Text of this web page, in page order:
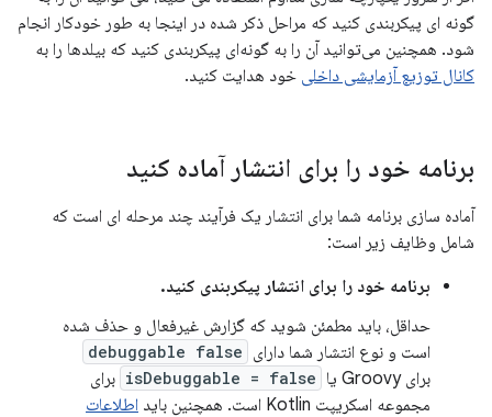
گونه ای پیکربندی کنید که مراحل ذکر شده در اینجا به طور خودکار انجام
شود. همچنین می‌توانید آن را به گونه‌ای پیکربندی کنید که بیلدها را به
کانال توزیع آزمایشی داخلی خود هدایت کنید.
برنامه خود را برای انتشار آماده کنید
آماده سازی برنامه شما برای انتشار یک فرآیند چند مرحله ای است که
شامل وظایف زیر است:
برنامه خود را برای انتشار پیکربندی کنید.
حداقل، باید مطمئن شوید که گزارش غیرفعال و حذف شده
است و نوع انتشار شما دارای debuggable false
برای Groovy یا isDebuggable = false برای
مجموعه اسکریپت Kotlin است. همچنین باید
اطلاعات